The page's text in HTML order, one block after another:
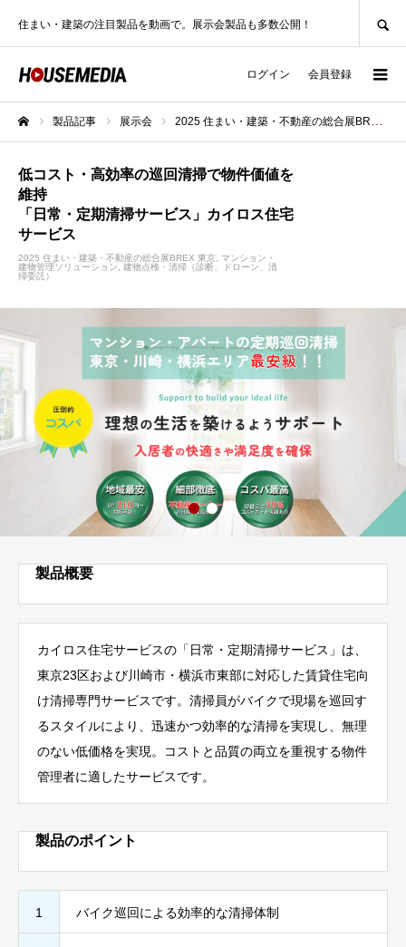
住まい・建築の注目製品を動画で。展示会製品も多数公開！
ログイン 会員登録
製品記事 展示会 2025 住まい・建築・不動産の総合展BREX 東京
低コスト・高効率の巡回清掃で物件価値を
維持
「日常・定期清掃サービス」カイロス住宅
サービス
2025 住まい・建築・不動産の総合展BREX 東京
マンション・
建物管理ソリューション
建物点検・清掃（診断、ドローン、清
掃委託）
製品概要
カイロス住宅サービスの「日常・定期清掃サービス」は、
東京23区および川崎市・横浜市東部に対応した賃貸住宅向
け清掃専門サービスです。清掃員がバイクで現場を巡回す
るスタイルにより、迅速かつ効率的な清掃を実現し、無理
のない低価格を実現。コストと品質の両立を重視する物件
管理者に適したサービスです。
製品のポイント
1 バイク巡回による効率的な清掃体制